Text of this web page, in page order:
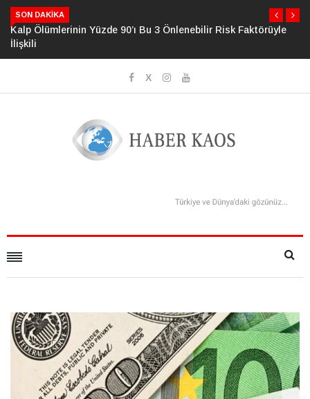
SON DAKIKA
Risk Faktörüyle
Psikolojide Yeni Dönem: Zihinsel Çöküş